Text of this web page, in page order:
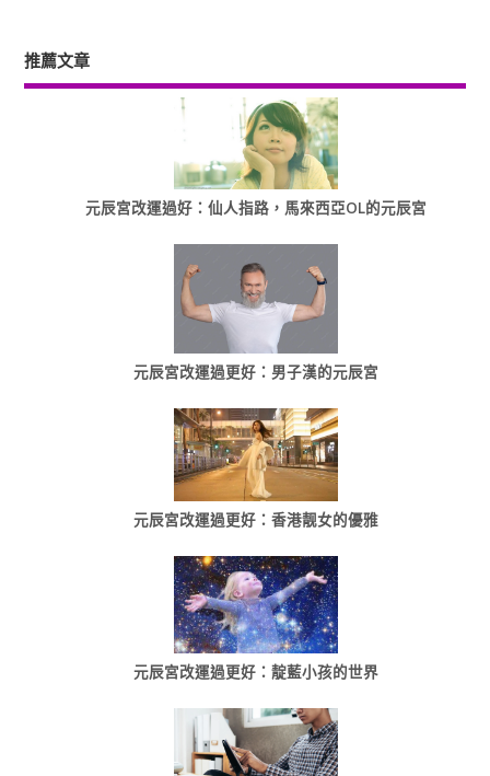
推薦文章
元辰宮改運過好：仙人指路，馬來西亞OL的元辰宮
元辰宮改運過更好：男子漢的元辰宮
元辰宮改運過更好：香港靓女的優雅
元辰宮改運過更好：靛藍小孩的世界